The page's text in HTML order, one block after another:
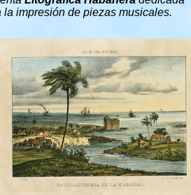
la impresión de piezas musicales.